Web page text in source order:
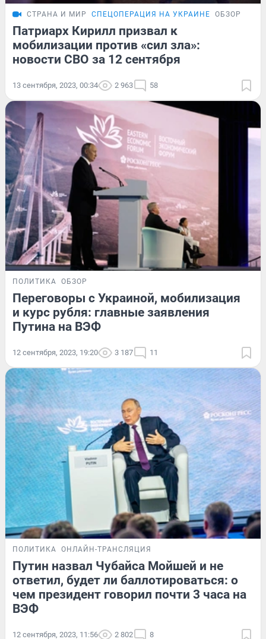
СТРАНА И МИР СПЕЦОПЕРАЦИЯ НА УКРАИНЕ ОБЗОР
Патриарх Кирилл призвал к
мобилизации против «сил зла»:
новости СВО за 12 сентября
13 сентября, 2023, 00:34 2 963 58
ПОЛИТИКА ОБЗОР
Переговоры с Украиной, мобилизация
и курс рубля: главные заявления
Путина на ВЭФ
12 сентября, 2023, 19:20 3 187 11
ПОЛИТИКА ОНЛАЙН-ТРАНСЛЯЦИЯ
Путин назвал Чубайса Мойшей и не
ответил, будет ли баллотироваться: о
чем президент говорил почти 3 часа на
ВЭФ
12 сентября, 2023, 11:56 2 802 8